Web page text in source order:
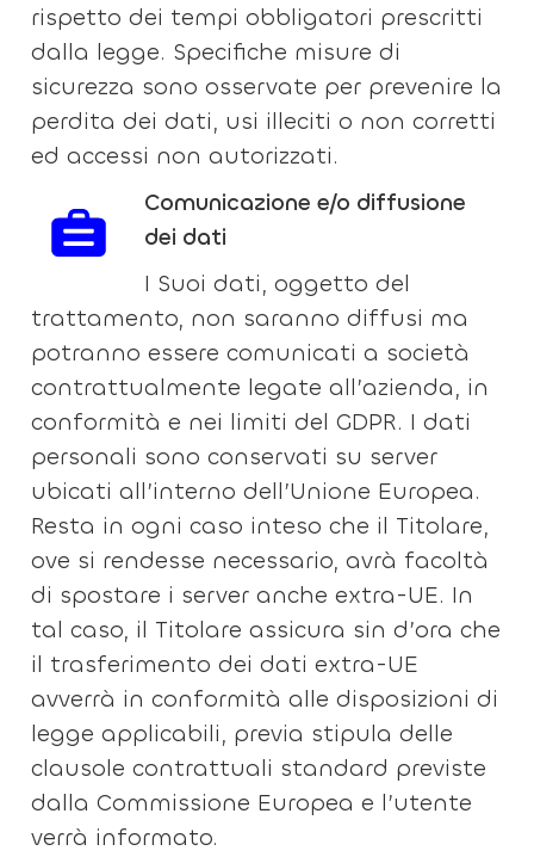
rispetto dei tempi obbligatori prescritti
dalla legge. Specifiche misure di
sicurezza sono osservate per prevenire la
perdita dei dati, usi illeciti o non corretti
ed accessi non autorizzati.
Comunicazione e/o diffusione
dei dati
I Suoi dati, oggetto del
trattamento, non saranno diffusi ma
potranno essere comunicati a società
contrattualmente legate all’azienda, in
conformità e nei limiti del GDPR. I dati
personali sono conservati su server
ubicati all’interno dell’Unione Europea.
Resta in ogni caso inteso che il Titolare,
ove si rendesse necessario, avrà facoltà
di spostare i server anche extra-UE. In
tal caso, il Titolare assicura sin d’ora che
il trasferimento dei dati extra-UE
avverrà in conformità alle disposizioni di
legge applicabili, previa stipula delle
clausole contrattuali standard previste
dalla Commissione Europea e l’utente
verrà informato.